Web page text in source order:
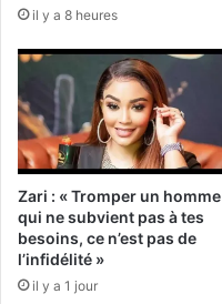
il y a 8 heures
Zari : « Tromper un homme
qui ne subvient pas à tes
besoins, ce n’est pas de
l’infidélité »
il y a 1 jour